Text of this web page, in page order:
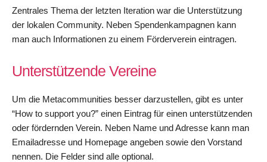
Zentrales Thema der letzten Iteration war die Unterstützung
der lokalen Community. Neben Spendenkampagnen kann
man auch Informationen zu einem Förderverein eintragen.
Unterstützende Vereine
Um die Metacommunities besser darzustellen, gibt es unter
“How to support you?” einen Eintrag für einen unterstützenden
oder fördernden Verein. Neben Name und Adresse kann man
Emailadresse und Homepage angeben sowie den Vorstand
nennen. Die Felder sind alle optional.